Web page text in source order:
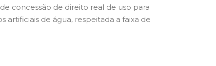
concessão de direito real de uso para
artificiais de água, respeitada a faixa de